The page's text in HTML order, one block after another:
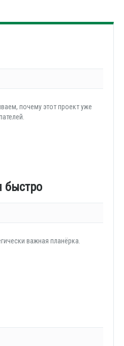
почему этот проект уже
быстро
важная планёрка.